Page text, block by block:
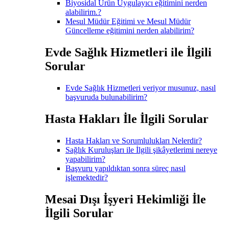
Biyosidal Ürün Uygulayıcı eğitimini nerden
alabilirim.?
Mesul Müdür Eğitimi ve Mesul Müdür
Güncelleme eğitimini nerden alabilirim?
Evde Sağlık Hizmetleri ile İlgili
Sorular
Evde Sağlık Hizmetleri veriyor musunuz, nasıl
başvuruda bulunabilirim?
Hasta Hakları İle İlgili Sorular
Hasta Hakları ve Sorumlulukları Nelerdir?
Sağlık Kuruluşları ile İlgili şikâyetlerimi nereye
yapabilirim?
Başvuru yapıldıktan sonra süreç nasıl
işlemektedir?
Mesai Dışı İşyeri Hekimliği İle
İlgili Sorular